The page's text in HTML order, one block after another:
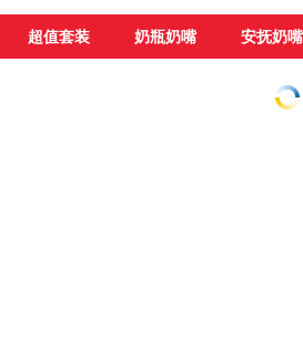
超值套装 奶瓶奶嘴 安抚奶嘴